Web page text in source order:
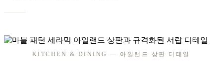
KITCHEN & DINING — 아일랜드 상판 디테일